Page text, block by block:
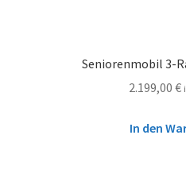
Seniorenmobil 3-
2.199,00 €
In den